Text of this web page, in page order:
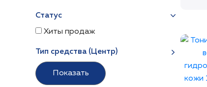
Статус
Хиты продаж
Тип средства (Центр)